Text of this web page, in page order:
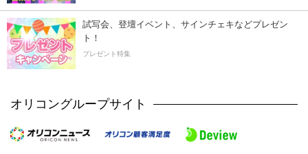
試写会、登壇イベント、サインチェキなどプレゼン
ト！
プレゼント特集
オリコングループサイト